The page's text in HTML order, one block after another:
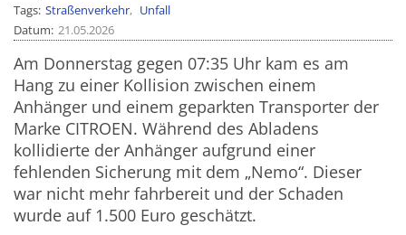
Tags Straßenverkehr
Unfall
Datum 21.05.2026
Am Donnerstag gegen 07:35 Uhr kam es am
Hang zu einer Kollision zwischen einem
Anhänger und einem geparkten Transporter der
Marke CITROEN. Während des Abladens
kollidierte der Anhänger aufgrund einer
fehlenden Sicherung mit dem „Nemo“. Dieser
war nicht mehr fahrbereit und der Schaden
wurde auf 1.500 Euro geschätzt.